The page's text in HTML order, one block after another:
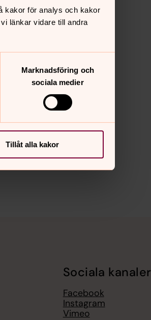
kakor för analys och kakor
länkar vidare till andra
Marknadsföring och
sociala medier
Tillåt alla kakor
Sociala kanaler
Facebook
Instagram
Vimeo